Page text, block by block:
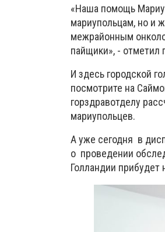
«Наша помощь
мариупольцам, но и
межрайонным
пайщики», - отметил
И здесь городской
посмотрите на
горздравотделу
мариупольцев.
А уже сегодня в
о проведении
Голландии прибудет